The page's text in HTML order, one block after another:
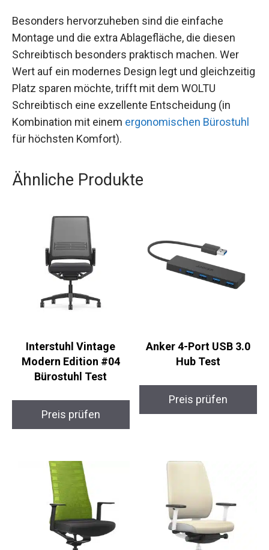
Besonders hervorzuheben sind die einfache
Montage und die extra Ablagefläche, die diesen
Schreibtisch besonders praktisch machen. Wer
Wert auf ein modernes Design legt und gleichzeitig
Platz sparen möchte, trifft mit dem WOLTU
Schreibtisch eine exzellente Entscheidung (in
Kombination mit einem ergonomischen Bürostuhl
für höchsten Komfort).
Ähnliche Produkte
Interstuhl Vintage
Modern Edition #04
Bürostuhl Test
Preis prüfen
Anker 4-Port USB 3.0
Hub Test
Preis prüfen